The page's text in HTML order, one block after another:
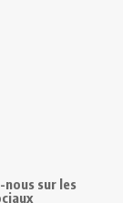
sur les